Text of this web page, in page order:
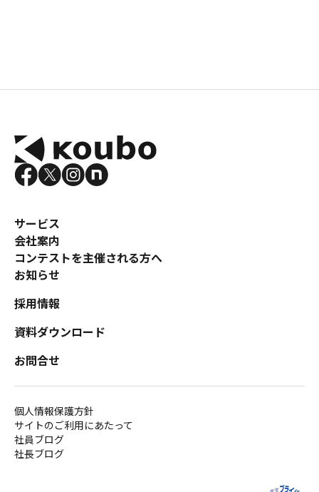
サービス
会社案内
コンテストを主催される方へ
お知らせ
採用情報
資料ダウンロード
お問合せ
個人情報保護方針
サイトのご利用にあたって
社員ブログ
社長ブログ